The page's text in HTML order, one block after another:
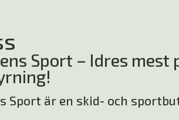
Sport – Idres mest
Sport är en skid- och